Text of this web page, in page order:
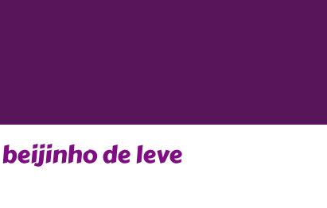
de leve